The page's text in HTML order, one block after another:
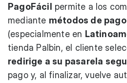
PagoFácil
permite a los
mediante métodos de
(especialmente en
tienda Palbin, el cliente
redirige a su pasarela
pago y, al finalizar, vuelve